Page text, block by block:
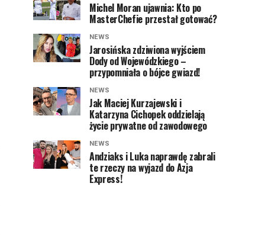
Michel Moran ujawnia: Kto po
MasterChefie przestał gotować?
NEWS
Jarosińska zdziwiona wyjściem
Dody od Wojewódzkiego –
przypomniała o bójce gwiazd!
NEWS
Jak Maciej Kurzajewski i
Katarzyna Cichopek oddzielają
życie prywatne od zawodowego
NEWS
Andziaks i Luka naprawdę zabrali
te rzeczy na wyjazd do Azja
Express!